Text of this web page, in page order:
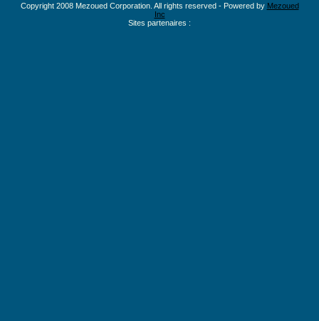
Copyright 2008 Mezoued Corporation. All rights reserved - Powered by Mezoued
Inc
Sites partenaires :